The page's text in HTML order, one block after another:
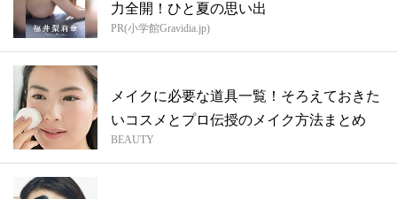
力全開！ひと夏の思い出
PR(小学館Gravidia.jp)
メイクに必要な道具一覧！そろえておきた
いコスメとプロ伝授のメイク方法まとめ
BEAUTY